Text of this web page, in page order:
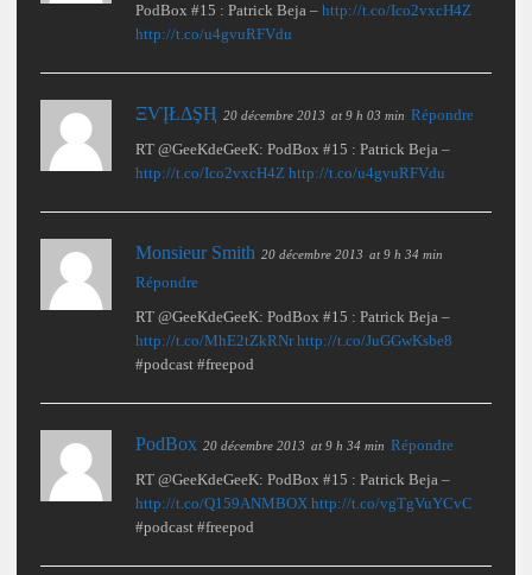
PodBox #15 : Patrick Beja – http://t.co/Ico2vxcH4Z
http://t.co/u4gvuRFVdu
ΞѴĮŁΔŞҢ 20 décembre 2013 at 9 h 03 min Répondre
RT @GeeKdeGeeK: PodBox #15 : Patrick Beja –
http://t.co/Ico2vxcH4Z http://t.co/u4gvuRFVdu
Monsieur Smith 20 décembre 2013 at 9 h 34 min
Répondre
RT @GeeKdeGeeK: PodBox #15 : Patrick Beja –
http://t.co/MhE2tZkRNr http://t.co/JuGGwKsbe8
#podcast #freepod
PodBox 20 décembre 2013 at 9 h 34 min Répondre
RT @GeeKdeGeeK: PodBox #15 : Patrick Beja –
http://t.co/Q159ANMBOX http://t.co/vgTgVuYCvC
#podcast #freepod